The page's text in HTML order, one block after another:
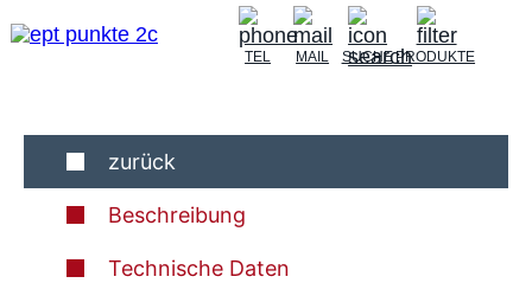
TEL MAIL SUCHEPRODUKTE
zurück
Beschreibung
Technische Daten